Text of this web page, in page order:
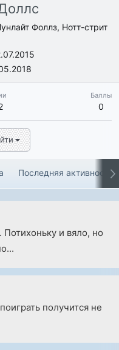
Фоллз, Нотт-стрит
Баллы
0
Последняя активность
и вяло, но
получится не